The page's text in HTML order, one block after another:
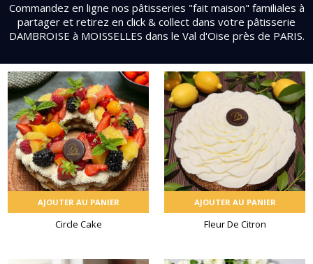
Commandez en ligne nos pâtisseries "fait maison" familiales à
partager et retirez en click & collect dans votre pâtisserie
DAMBROISE à MOISSELLES dans le Val d'Oise près de PARIS.
AJOUTER AU PANIER
Circle Cake
AJOUTER AU PANIER
Fleur De Citron